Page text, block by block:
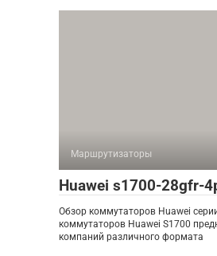
Маршрутизаторы
Huawei s1700-28gfr-
Обзор коммутаторов Huawei
коммутаторов Huawei S1700
компаний различного формата